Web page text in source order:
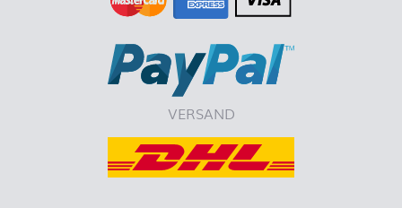
VERSAND